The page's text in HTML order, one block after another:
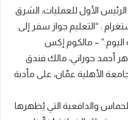
الأول للعمليات، الشرق
: “التعليم جواز سفر إلى
– مالكوم إكس
أحمد حوراني، مالك فندق
الأهلية عمّان، على مأدبة
والدافعية التي يُظهرها